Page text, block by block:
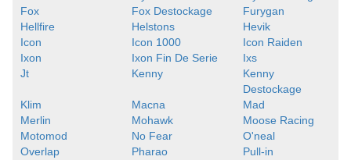
Fox
Fox Destockage
Furygan
Hellfire
Helstons
Hevik
Icon
Icon 1000
Icon Raiden
Ixon
Ixon Fin De Serie
Ixs
Jt
Kenny
Kenny
Destockage
Klim
Macna
Mad
Merlin
Mohawk
Moose Racing
Motomod
No Fear
O'neal
Overlap
Pharao
Pull-in